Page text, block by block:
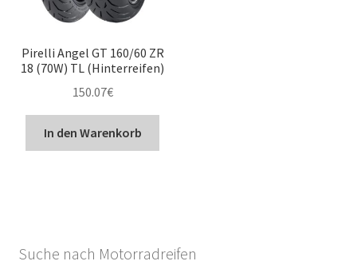
Pirelli Angel GT 160/60 ZR
18 (70W) TL (Hinterreifen)
150.07€
In den Warenkorb
Suche nach Motorradreifen